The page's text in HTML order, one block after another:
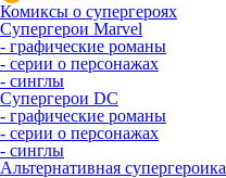
Комиксы о супергероях
Супергерои Marvel
- графические романы
- серии о персонажах
- синглы
Супергерои DC
- графические романы
- серии о персонажах
- синглы
Альтернативная супергероика